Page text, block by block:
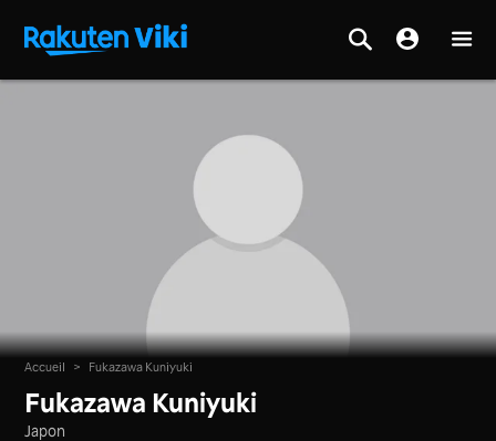
Accueil > Fukazawa Kuniyuki
Fukazawa Kuniyuki
Japon